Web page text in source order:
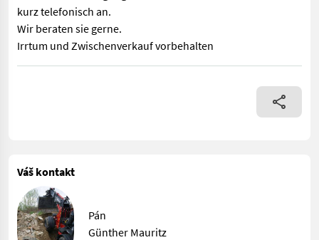
kurz telefonisch an.
Wir beraten sie gerne.
Irrtum und Zwischenverkauf vorbehalten
Verkaufe Takeuchi TB 145 inkl. hydraulischen
Váš kontakt
Pán
Günther Mauritz